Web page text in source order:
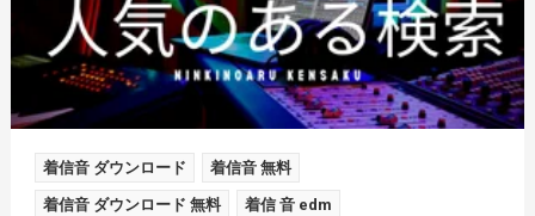
着信音 ダウンロード 着信音 無料
着信音 ダウンロード 無料 着信 音 edm